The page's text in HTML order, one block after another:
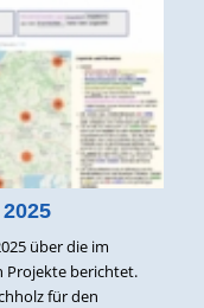
über die im
Projekte berichtet.
für den